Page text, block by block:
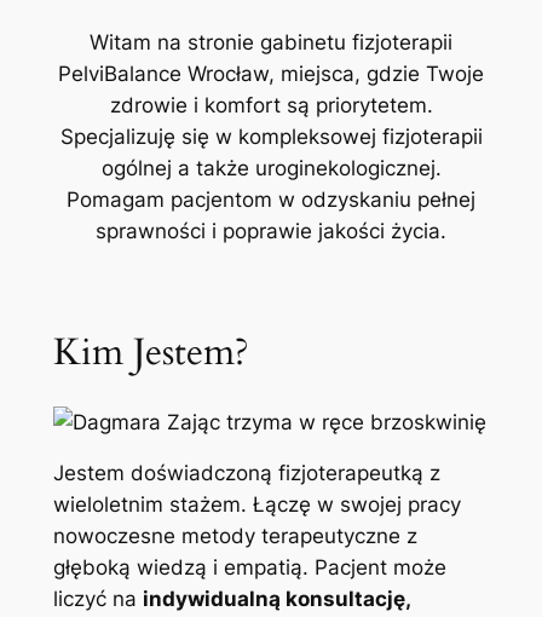
Witam na stronie gabinetu fizjoterapii
PelviBalance Wrocław, miejsca, gdzie Twoje
zdrowie i komfort są priorytetem.
Specjalizuję się w kompleksowej fizjoterapii
ogólnej a także uroginekologicznej.
Pomagam pacjentom w odzyskaniu pełnej
sprawności i poprawie jakości życia.
Kim Jestem?
Jestem doświadczoną fizjoterapeutką z
wieloletnim stażem. Łączę w swojej pracy
nowoczesne metody terapeutyczne z
głęboką wiedzą i empatią. Pacjent może
liczyć na indywidualną konsultację,